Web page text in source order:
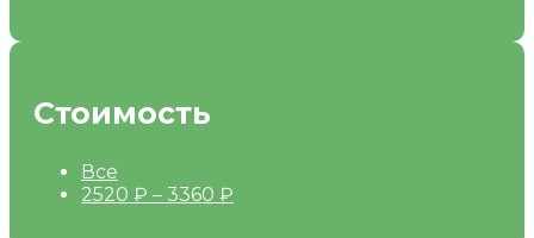
Стоимость
Все
2520 ₽ – 3360 ₽